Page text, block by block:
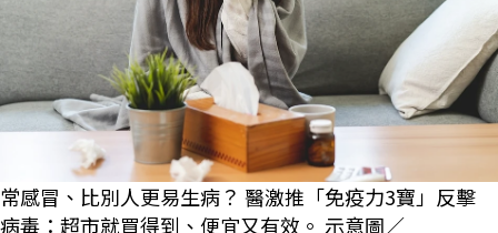
常感冒、比別人更易生病？ 醫激推「免疫力3寶」反擊
病毒：超市就買得到、便宜又有效。 示意圖／